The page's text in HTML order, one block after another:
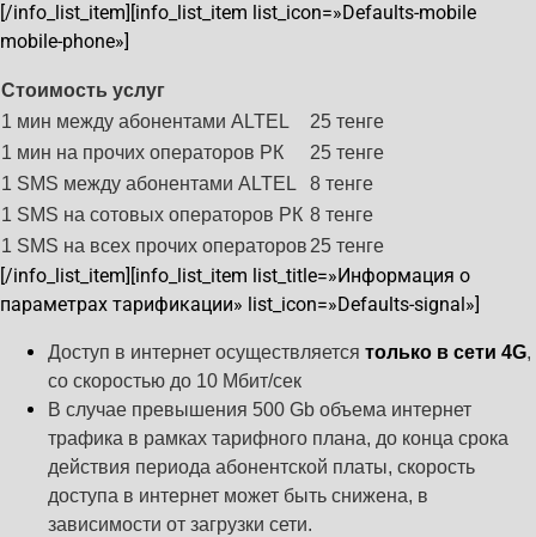
[/info_list_item][info_list_item list_icon=»Defaults-mobile
mobile-phone»]
Стоимость услуг
1 мин между абонентами ALTEL
25 тенге
1 мин на прочих операторов РК
25 тенге
1 SMS между абонентами ALTEL
8 тенге
1 SMS на сотовых операторов РК 8 тенге
1 SMS на всех прочих операторов 25 тенге
[/info_list_item][info_list_item list_title=»Информация о
параметрах тарификации» list_icon=»Defaults-signal»]
Доступ в интернет осуществляется только в сети 4G,
со скоростью до 10 Мбит/сек
В случае превышения 500 Gb объема интернет
трафика в рамках тарифного плана, до конца срока
действия периода абонентской платы, скорость
доступа в интернет может быть снижена, в
зависимости от загрузки сети.